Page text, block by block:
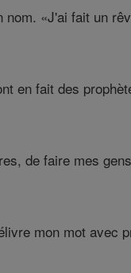
nom. «J'ai fait un
en fait des
de faire mes
mon mot avec